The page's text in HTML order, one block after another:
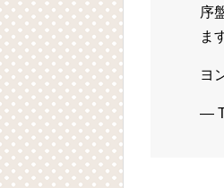
序
ま
ヨ
—